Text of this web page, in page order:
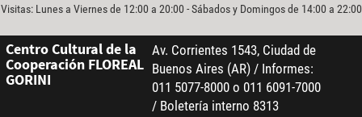
Visitas: Lunes a Viernes de 12:00 a 20:00 - Sábados y Domingos de 14:00 a 22:00
Centro Cultural de la
Cooperación FLOREAL
GORINI
Av. Corrientes 1543, Ciudad de
Buenos Aires (AR) / Informes:
011 5077-8000 o 011 6091-7000
/ Boletería interno 8313